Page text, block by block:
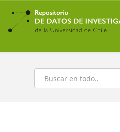
Ir
contenido
principal
Buscar